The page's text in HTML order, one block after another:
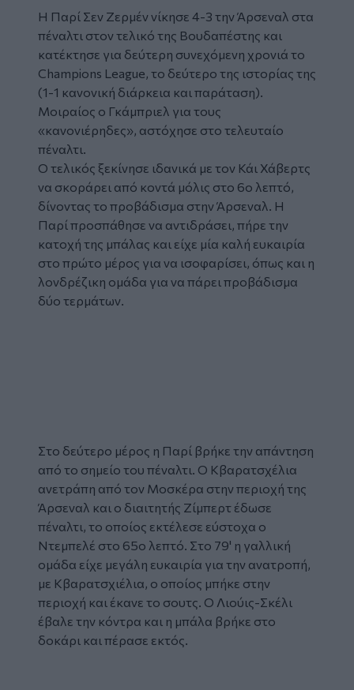
Η Παρί Σεν Ζερμέν νίκησε 4-3 την Άρσεναλ στα
πέναλτι στον τελικό της Βουδαπέστης και
κατέκτησε για δεύτερη συνεχόμενη χρονιά το
Champions League, το δεύτερο της ιστορίας της
(1-1 κανονική διάρκεια και παράταση).
Μοιραίος ο Γκάμπριελ για τους
«κανονιέρηδες», αστόχησε στο τελευταίο
πέναλτι.
Ο τελικός ξεκίνησε ιδανικά με τον Κάι Χάβερτς
να σκοράρει από κοντά μόλις στο 6ο λεπτό,
δίνοντας το προβάδισμα στην Άρσεναλ. Η
Παρί προσπάθησε να αντιδράσει, πήρε την
κατοχή της μπάλας και είχε μία καλή ευκαιρία
στο πρώτο μέρος για να ισοφαρίσει, όπως και η
λονδρέζικη ομάδα για να πάρει προβάδισμα
δύο τερμάτων.
Στο δεύτερο μέρος η Παρί βρήκε την απάντηση
από το σημείο του πέναλτι. Ο Κβαρατσχέλια
ανετράπη από τον Μοσκέρα στην περιοχή της
Άρσεναλ και ο διαιτητής Ζίμπερτ έδωσε
πέναλτι, το οποίος εκτέλεσε εύστοχα ο
Ντεμπελέ στο 65ο λεπτό. Στο 79' η γαλλική
ομάδα είχε μεγάλη ευκαιρία για την ανατροπή,
με Κβαρατσχιέλια, ο οποίος μπήκε στην
περιοχή και έκανε το σουτς. Ο Λιούις-Σκέλι
έβαλε την κόντρα και η μπάλα βρήκε στο
δοκάρι και πέρασε εκτός.